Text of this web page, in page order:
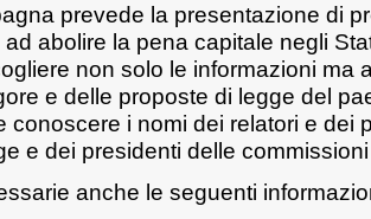
prevede la presentazione di
abolire la pena capitale negli
non solo le informazioni ma
e delle proposte di legge del
conoscere i nomi dei relatori e dei
e dei presidenti delle
anche le seguenti